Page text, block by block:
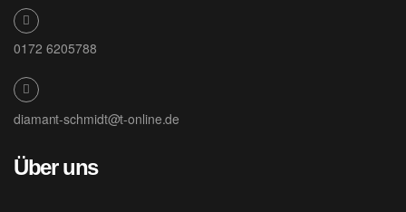
0172 6205788
diamant-schmidt@t-online.de
Über uns